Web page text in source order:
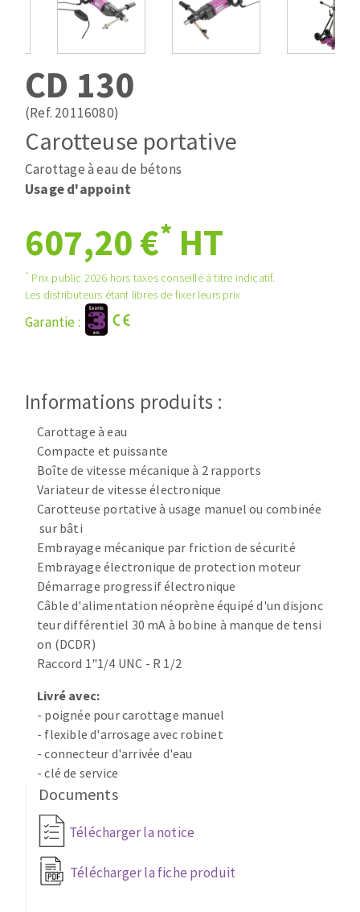
Pose des joints
Nettoyage
Mèches
Fraises carbure
Fers et plaquettes
Lames de scie à ruban
ABRASIFS APPLIQUÉS
Disques auto-agrippant
Patins
Bandes abrasives
Disques fibre et papier
Feuilles 230 x 280 mm
Cales à poncer et patins
Plateaux supports
DISQUES ABRASIFS
Meules d'ébarbage
TRAITEMENT DE SURFACE
Disques à lamelles
Roues à lamelles
Meules sur tige
Brosses
Meules de tourets
Feutres à polir
Bandes sans fin
Rouleaux d'atelier
Aspirateurs
MACHINES POUR LE TRAVAIL DU MÉTAL
Tronçonneuses
Scies à ruban
Perceuses
Perceuses magnétiques
Affuteurs de forets
Tourets
Ponceuses
Fraises scies
Rubans
CD 130
(Ref. 20116080)
Carotteuse portative
Carottage à eau de bétons
Usage d'appoint
607,20 €* HT
* Prix public 2026 hors taxes conseillé à titre indicatif.
Les distributeurs étant libres de fixer leurs prix
Garantie :
Informations produits :
Carottage à eau
Compacte et puissante
Boîte de vitesse mécanique à 2 rapports
Variateur de vitesse électronique
Carotteuse portative à usage manuel ou combinée
sur bâti
Embrayage mécanique par friction de sécurité
Embrayage électronique de protection moteur
Démarrage progressif électronique
Câble d'alimentation néoprène équipé d'un disjonc
teur différentiel 30 mA à bobine à manque de tensi
on (DCDR)
Raccord 1"1/4 UNC - R 1/2
Livré avec:
- poignée pour carottage manuel
- flexible d'arrosage avec robinet
- connecteur d'arrivée d'eau
- clé de service
Documents
Télécharger la notice
Télécharger la fiche produit